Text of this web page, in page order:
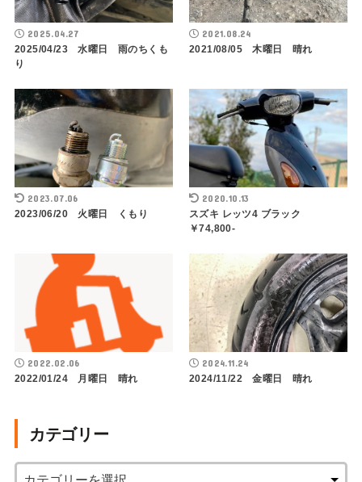
2025.04.27
2025/04/23 水曜日 雨のちくも
り
2021.08.24
2021/08/05 木曜日 晴れ
2023.07.06
2023/06/20 火曜日 くもり
2020.10.13
スズキ レッツ4 ブラック
￥74,800-
2022.02.06
2022/01/24 月曜日 晴れ
2024.11.24
2024/11/22 金曜日 晴れ
カテゴリー